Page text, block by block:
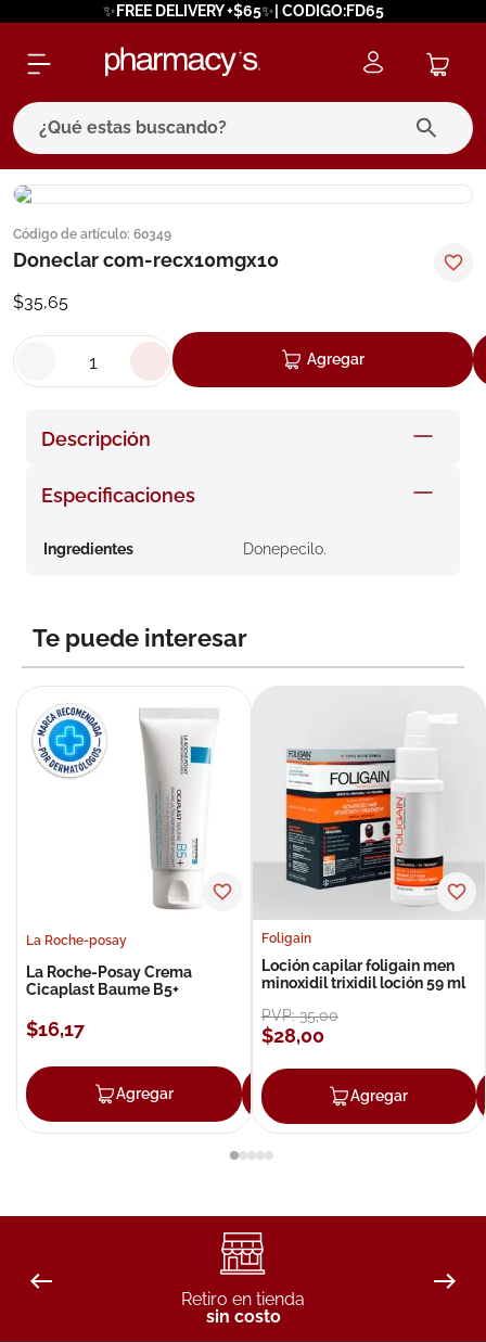
✨FREE DELIVERY +$65✨| CODIGO:FD65
¿Qué estas buscando?
Código de artículo: 60349
Doneclar com-recx10mgx10
$35,65
Agregar
Descripción
Especificaciones
Ingredientes Donepecilo.
Te puede interesar
La Roche-posay
La Roche-Posay Crema
Cicaplast Baume B5+
$16,17
Agregar Agregar
Foligain
Loción capilar foligain men
minoxidil trixidil loción 59 ml
PVP:35,00
$28,00
Agregar
Retiro en tienda
sin costo
términos más buscados
1. eucerin
.
pilexil
5. cerave
6 degraler
8. roche posay
9. nivea